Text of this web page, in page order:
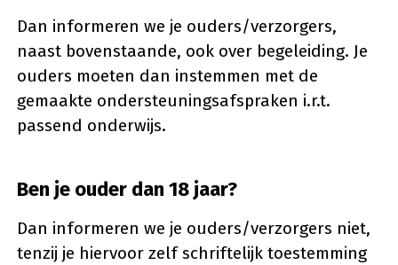
Dan informeren we je ouders/verzorgers,
naast bovenstaande, ook over begeleiding. Je
ouders moeten dan instemmen met de
gemaakte ondersteuningsafspraken i.r.t.
passend onderwijs.
Ben je ouder dan 18 jaar?
Dan informeren we je ouders/verzorgers niet,
tenzij je hiervoor zelf schriftelijk toestemming